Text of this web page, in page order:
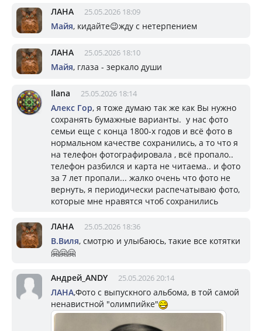
ЛАНА 25.05.2026 18:09
Майя, кидайте😉жду с нетерпением
ЛАНА 25.05.2026 18:10
Майя, глаза - зеркало души
Ilana 25.05.2026 18:14
Алекс Гор, я тоже думаю так же как Вы нужно
сохранять бумажные варианты. у нас фото
семьи еще с конца 1800-х годов и всё фото в
нормальном качестве сохранились, а то что я
на телефон фотографировала , всё пропало..
телефон разбился и карта не читаема.. и фото
за 7 лет пропали... жалко очень что фото не
вернуть, я периодически распечатываю фото,
которые мне нравятся чтоб сохранились
ЛАНА 25.05.2026 18:36
В.Виля, смотрю и улыбаюсь, такие все котятки
🤗🤗🤗
Андрей_ANDY 25.05.2026 20:14
ЛАНА,Фото с выпускного альбома, в той самой
ненавистной "олимпийке"